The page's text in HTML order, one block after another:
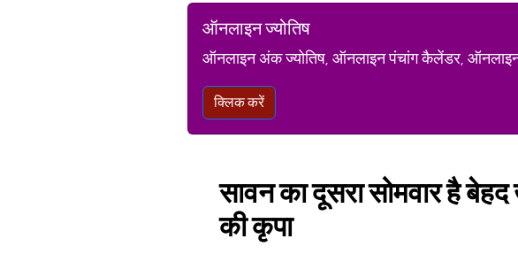
ऑनलाइन ज्योतिष
ऑनलाइन अंक ज्योतिष, ऑनलाइन पंचांग कैलेंडर, ऑनलाइन
क्लिक करें
सावन का दूसरा सोमवार है
की कृपा